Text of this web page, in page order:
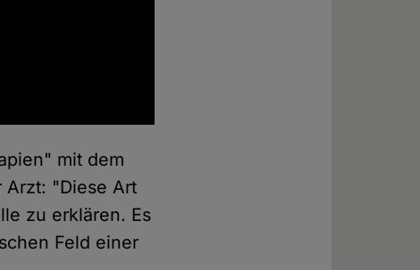
mit dem
Arzt: "Diese Art
zu erklären. Es
Feld einer